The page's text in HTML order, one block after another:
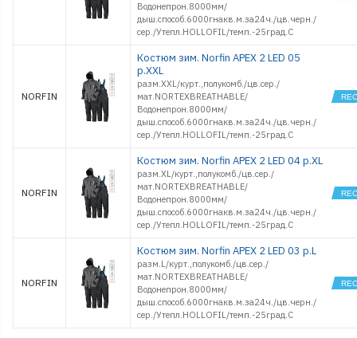
Водонепрон.8000мм/
дыш.способ.6000гнакв.м.за24ч./цв.черн./
сер./Утепл.HOLLOFIL/темп.-25град.С
NORFIN
Костюм зим. Norfin APEX 2 LED 05
р.XXL
разм.XXL/курт.,полукомб./цв.сер./
мат.NORTEXBREATHABLE/
Водонепрон.8000мм/
дыш.способ.6000гнакв.м.за24ч./цв.черн./
сер./Утепл.HOLLOFIL/темп.-25град.С
NORFIN
Костюм зим. Norfin APEX 2 LED 04 р.XL
разм.XL/курт.,полукомб./цв.сер./
мат.NORTEXBREATHABLE/
Водонепрон.8000мм/
дыш.способ.6000гнакв.м.за24ч./цв.черн./
сер./Утепл.HOLLOFIL/темп.-25град.С
NORFIN
Костюм зим. Norfin APEX 2 LED 03 р.L
разм.L/курт.,полукомб./цв.сер./
мат.NORTEXBREATHABLE/
Водонепрон.8000мм/
дыш.способ.6000гнакв.м.за24ч./цв.черн./
сер./Утепл.HOLLOFIL/темп.-25град.С